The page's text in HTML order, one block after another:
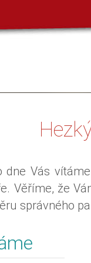
dne Vás
Věříme, že
správného